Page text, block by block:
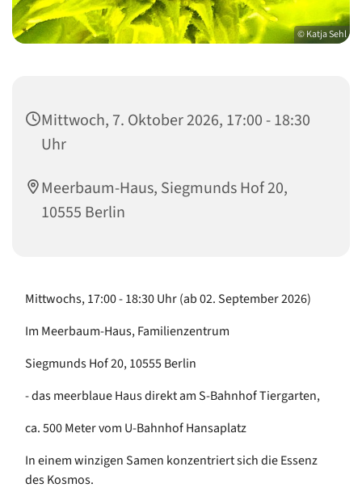
© Katja Sehl
Mittwoch, 7. Oktober 2026, 17:00 - 18:30
Uhr
Meerbaum-Haus, Siegmunds Hof 20,
10555 Berlin
Mittwochs, 17:00 - 18:30 Uhr (ab 02. September 2026)
Im Meerbaum-Haus, Familienzentrum
Siegmunds Hof 20, 10555 Berlin
- das meerblaue Haus direkt am S-Bahnhof Tiergarten,
ca. 500 Meter vom U-Bahnhof Hansaplatz
In einem winzigen Samen konzentriert sich die Essenz
des Kosmos.